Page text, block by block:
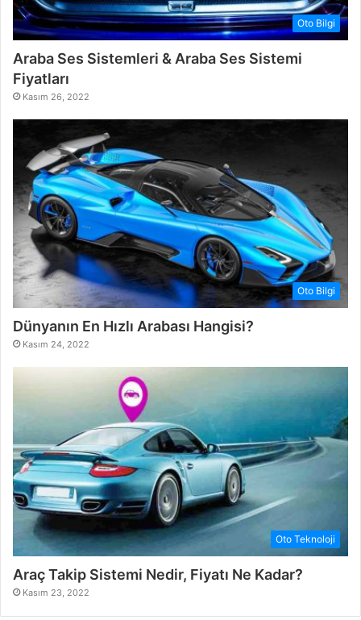
Oto Bilgi
Araba Ses Sistemleri & Araba Ses Sistemi
Fiyatları
Kasım 26, 2022
Oto Bilgi
Dünyanın En Hızlı Arabası Hangisi?
Kasım 24, 2022
Oto Teknoloji
Araç Takip Sistemi Nedir, Fiyatı Ne Kadar?
Kasım 23, 2022